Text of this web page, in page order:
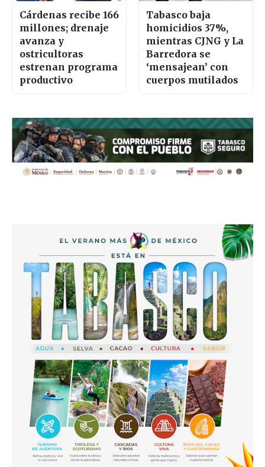
Cárdenas recibe 166
millones; drenaje
avanza y
ostricultoras
estrenan programa
productivo
Tabasco baja
homicidios 37%,
mientras CJNG y La
Barredora se
‘mensajean’ con
cuerpos mutilados